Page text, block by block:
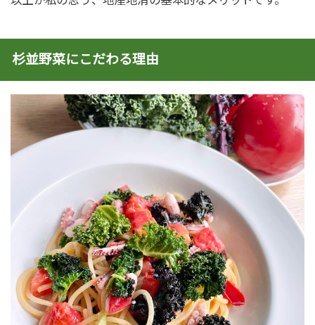
杉並野菜にこだわる理由